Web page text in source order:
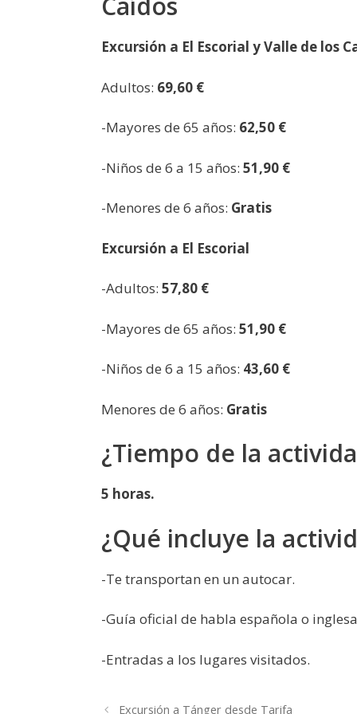
Excursión a El Escorial y Valle de los
Adultos: 69,60 €
-Mayores de 65 años: 62,50 €
-Niños de 6 a 15 años: 51,90 €
-Menores de 6 años: Gratis
Excursión a El Escorial
-Adultos: 57,80 €
-Mayores de 65 años: 51,90 €
-Niños de 6 a 15 años: 43,60 €
Menores de 6 años: Gratis
¿Tiempo de la
5 horas.
¿Qué incluye la
-Te transportan en un autocar.
-Guía oficial de habla española o
-Entradas a los lugares visitados.
Excursión a Tánger desde Tarifa